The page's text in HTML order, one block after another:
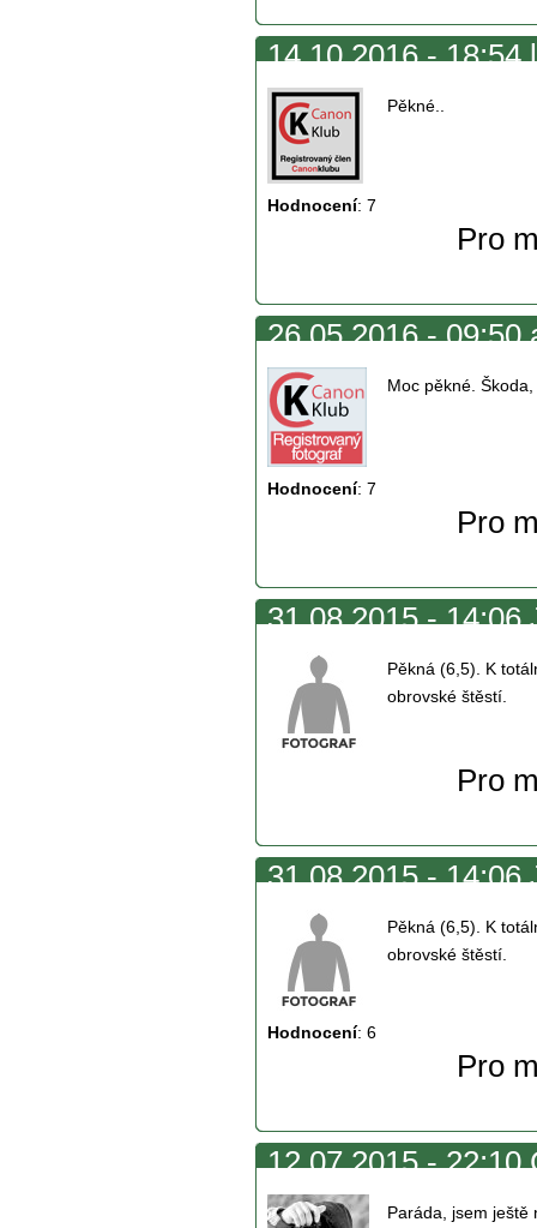
14.10.2016 -
Hodnocení: 7
Pěkné..
Pro
26.05.2016 -
Hodnocení: 7
Moc pěkné.
Pro
31.08.2015 -
Pěkná (6,5). K
obrovské štěstí.
Pro
31.08.2015 -
Hodnocení: 6
Pěkná (6,5). K
obrovské štěstí.
Pro
12.07.2015 -
Paráda, jsem ještě